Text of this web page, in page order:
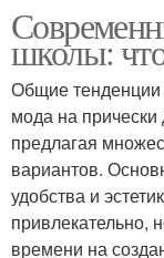
школы:
Общие
мода на
предлагая
вариантов.
удобства и
привлекательно,
времени на